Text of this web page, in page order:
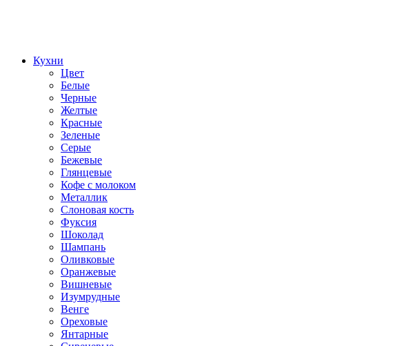
Кухни
Цвет
Белые
Черные
Желтые
Красные
Зеленые
Серые
Бежевые
Глянцевые
Кофе с молоком
Металлик
Слоновая кость
Фуксия
Шоколад
Шампань
Оливковые
Оранжевые
Вишневые
Изумрудные
Венге
Ореховые
Янтарные